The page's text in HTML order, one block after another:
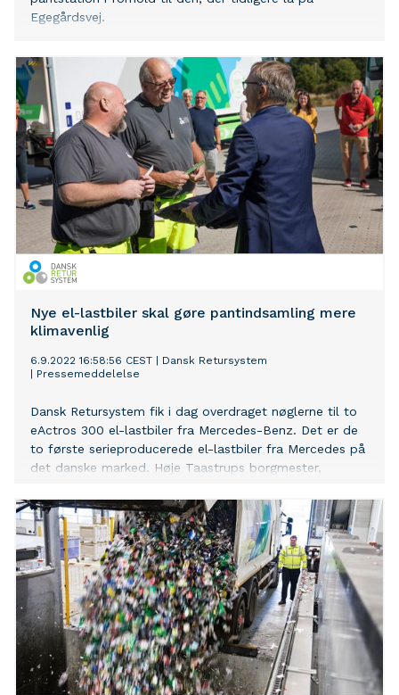
Egegårdsvej.
Nye el-lastbiler skal gøre pantindsamling mere
klimavenlig
6.9.2022 16:58:56 CEST
Dansk Retursystem
Pressemeddelelse
Dansk Retursystem fik i dag overdraget nøglerne til to
eActros 300 el-lastbiler fra Mercedes-Benz. Det er de
to første serieproducerede el-lastbiler fra Mercedes på
det danske marked. Høje Taastrups borgmester,
Dansk Retursystems chauffører, som bliver dem, der til
hverdag skal køre de to lastbiler i københavnsområdet.